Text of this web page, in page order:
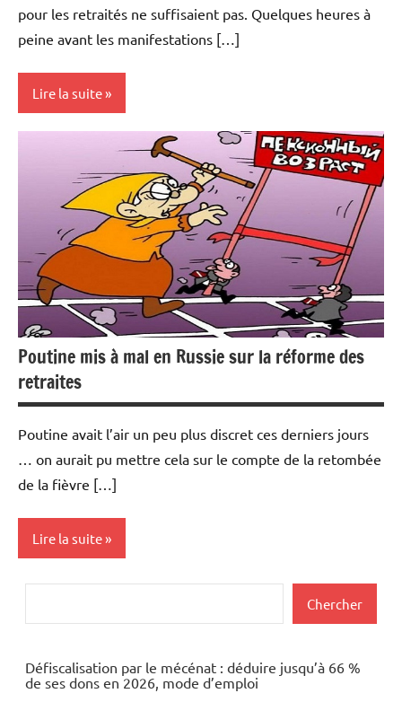
pour les retraités ne suffisaient pas. Quelques heures à
peine avant les manifestations […]
Lire la suite
Economie
Législation
/ Droit du
travail
Poutine mis à mal en Russie sur la réforme des
retraites
Poutine avait l’air un peu plus discret ces derniers jours
… on aurait pu mettre cela sur le compte de la retombée
de la fièvre […]
Lire la suite
Economie
Chercher
Défiscalisation par le mécénat : déduire jusqu’à 66 %
de ses dons en 2026, mode d’emploi